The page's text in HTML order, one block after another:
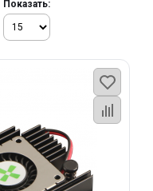
Показать: